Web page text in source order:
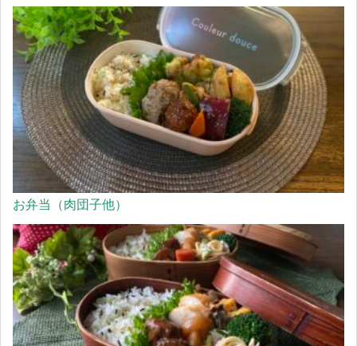
お弁当（肉団子他）